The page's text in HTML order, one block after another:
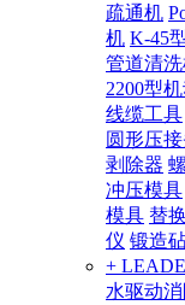
疏通机
机 K-45
管道清
2200型
线缆工具
圆形压
剥除器
冲压模具
模具 替
仪 锻造
+
水驱动